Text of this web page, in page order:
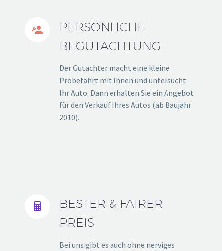


PERSÖNLICHE
BEGUTACHTUNG
Der Gutachter macht eine kleine
Probefahrt mit Ihnen und untersucht
Ihr Auto. Dann erhalten Sie ein Angebot
für den Verkauf Ihres Autos (ab Baujahr
2010).


BESTER & FAIRER
PREIS
Bei uns gibt es auch ohne nerviges